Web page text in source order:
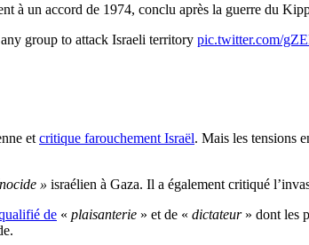
à un accord de 1974, conclu après la guerre du
group to attack Israeli territory pic.twitter.com/
et critique farouchement Israël. Mais les tensions
» israélien à Gaza. Il a également critiqué
de « plaisanterie » et de « dictateur » dont les